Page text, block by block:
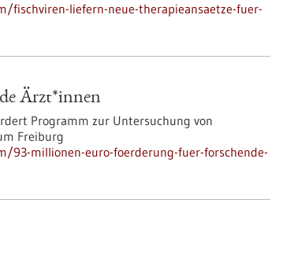
liefern-neue-therapieansaetze-fuer-
Ärzt*innen
Programm zur Untersuchung von
Freiburg
millionen-euro-foerderung-fuer-forschende-